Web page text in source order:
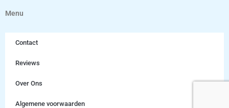
Menu
Contact
Reviews
Over Ons
Algemene voorwaarden